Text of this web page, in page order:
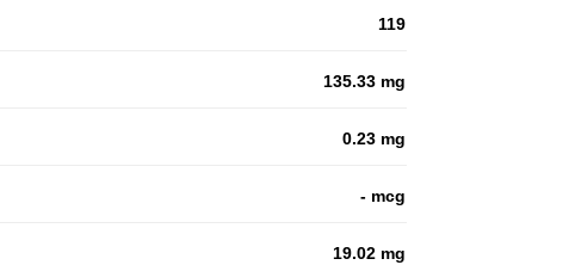
119
135.33 mg
0.23 mg
- mcg
19.02 mg